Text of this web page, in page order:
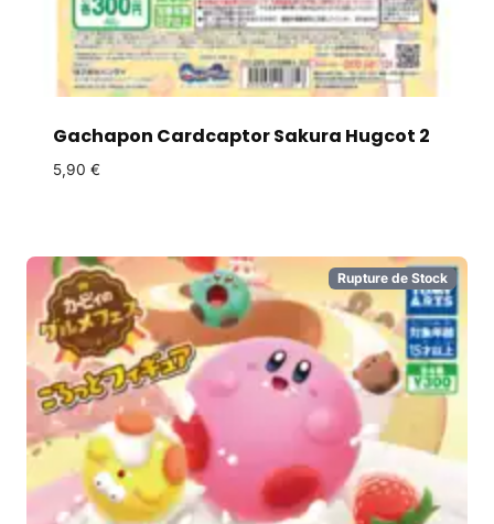
Gachapon Cardcaptor Sakura Hugcot 2
5,90 €
Rupture de Stock